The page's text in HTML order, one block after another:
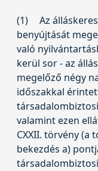
(1)
Az
benyújtását
való
kerül sor - az
megelőző négy
időszakkal
valamint ezen
CXXII. törvény(a
bekezdés a)